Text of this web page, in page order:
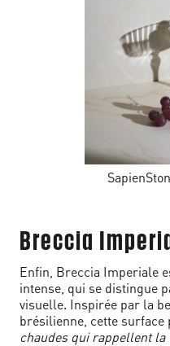
Breccia
Enfin, Breccia Imperiale
intense, qui se distingue
visuelle. Inspirée par la
brésilienne, cette surface
chaudes qui rappellent